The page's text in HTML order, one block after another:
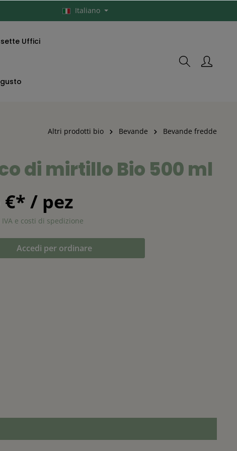
Italiano
Uffici
Altri prodotti bio Bevande Bevande fredde
di mirtillo Bio 500 ml
€* / pez
e costi di spedizione
Accedi per ordinare